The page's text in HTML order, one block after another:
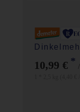
10,99 € *